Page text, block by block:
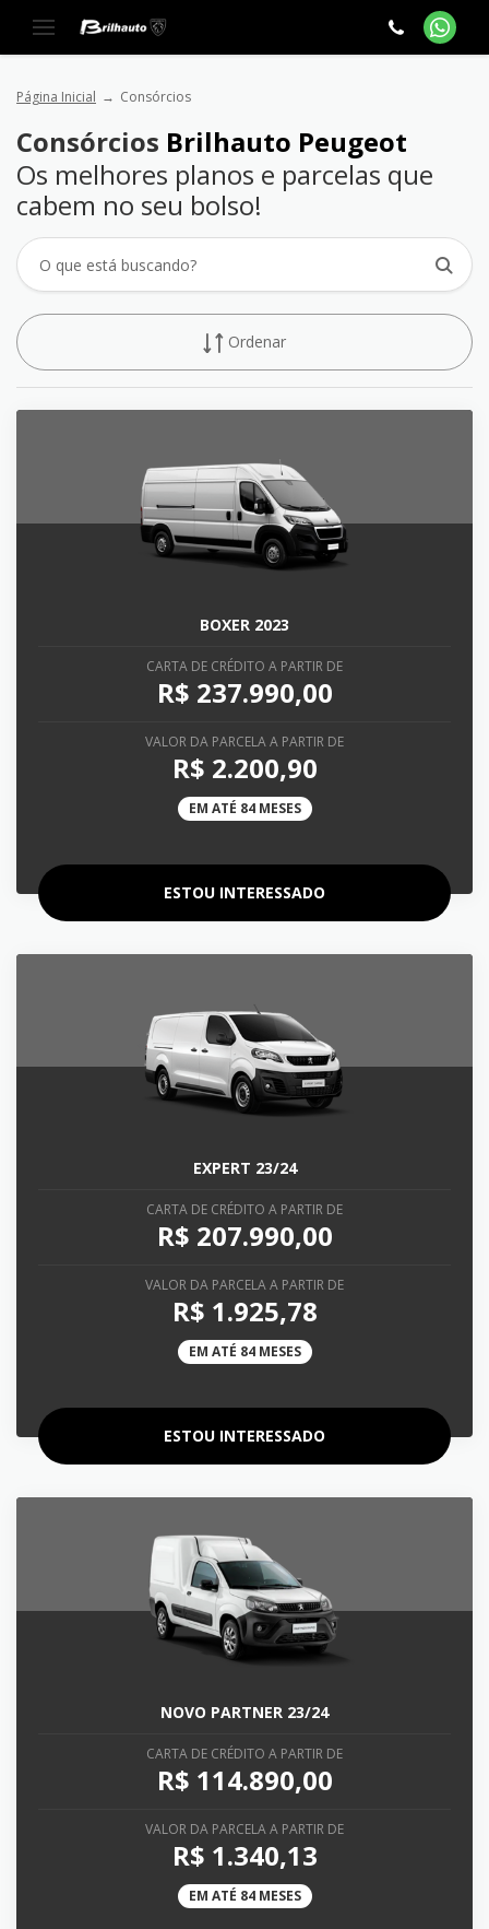
Página Inicial Consórcios
Consórcios Brilhauto Peugeot
Os melhores planos e parcelas que
cabem no seu bolso!
Ordenar
BOXER 2023
CARTA DE CRÉDITO A PARTIR DE
R$ 237.990,00
VALOR DA PARCELA A PARTIR DE
R$ 2.200,90
EM ATÉ 84 MESES
ESTOU INTERESSADO
EXPERT 23/24
CARTA DE CRÉDITO A PARTIR DE
R$ 207.990,00
VALOR DA PARCELA A PARTIR DE
R$ 1.925,78
EM ATÉ 84 MESES
ESTOU INTERESSADO
NOVO PARTNER 23/24
CARTA DE CRÉDITO A PARTIR DE
R$ 114.890,00
VALOR DA PARCELA A PARTIR DE
R$ 1.340,13
EM ATÉ 84 MESES